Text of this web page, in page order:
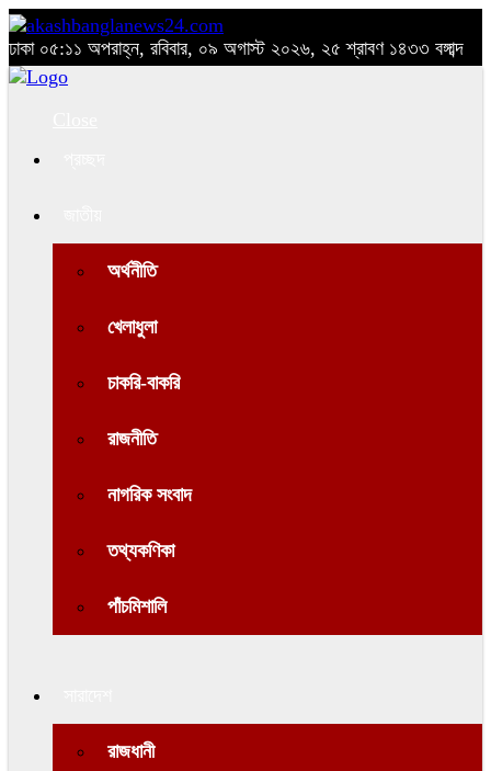
ঢাকা ০৫:১১ অপরাহ্ন, রবিবার, ০৯ অগাস্ট ২০২৬, ২৫ শ্রাবণ ১৪৩৩ বঙ্গাব্দ
অর্থনীতি
খেলাধুলা
চাকরি-বাকরি
রাজনীতি
নাগরিক সংবাদ
তথ্যকণিকা
পাঁচমিশালি
রাজধানী